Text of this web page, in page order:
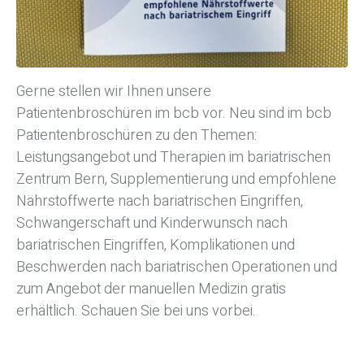
Gerne stellen wir Ihnen unsere
Patientenbroschüren im bcb vor. Neu sind im bcb
Patientenbroschüren zu den Themen:
Leistungsangebot und Therapien im bariatrischen
Zentrum Bern, Supplementierung und empfohlene
Nährstoffwerte nach bariatrischen Eingriffen,
Schwangerschaft und Kinderwunsch nach
bariatrischen Eingriffen, Komplikationen und
Beschwerden nach bariatrischen Operationen und
zum Angebot der manuellen Medizin gratis
erhältlich. Schauen Sie bei uns vorbei.